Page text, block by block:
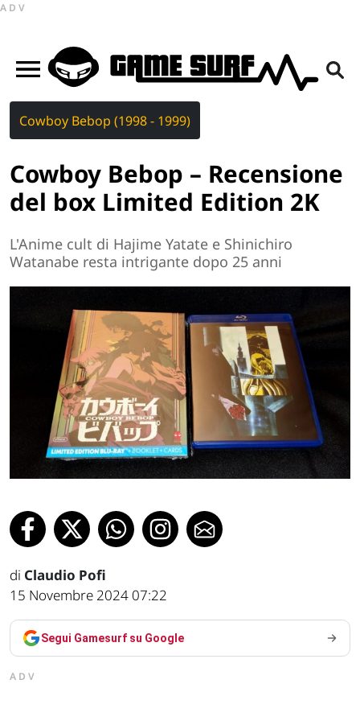
ADV
Cowboy Bebop (1998 - 1999)
Cowboy Bebop – Recensione
del box Limited Edition 2K
L'Anime cult di Hajime Yatate e Shinichiro
Watanabe resta intrigante dopo 25 anni
di Claudio Pofi
15 Novembre 2024 07:22
Segui Gamesurf su Google
ADV